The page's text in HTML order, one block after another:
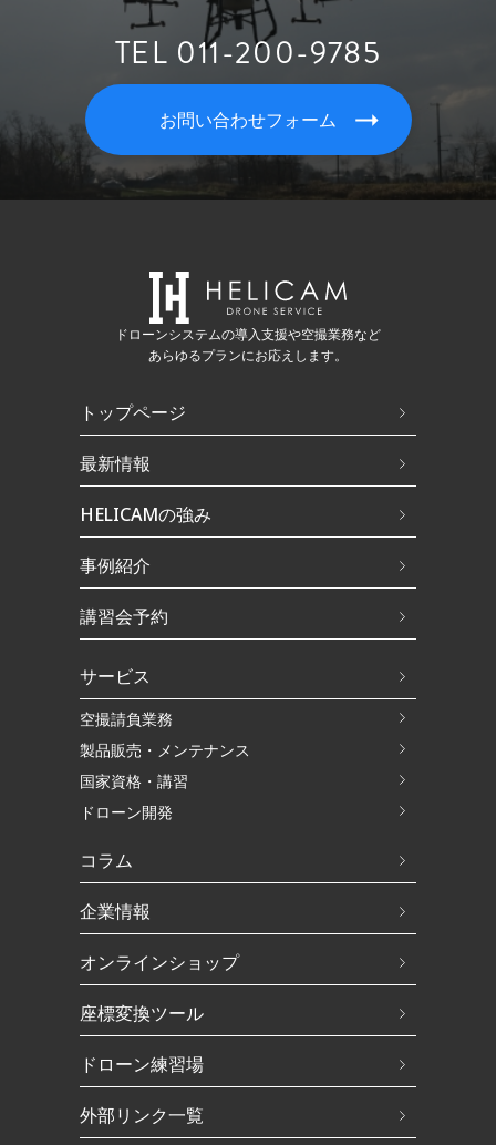
TEL 011-200-9785
お問い合わせフォーム
ドローンシステムの導入支援や空撮業務など
あらゆるプランにお応えします。
トップページ
最新情報
HELICAMの強み
事例紹介
講習会予約
サービス
空撮請負業務
製品販売・メンテナンス
国家資格・講習
ドローン開発
コラム
企業情報
オンラインショップ
座標変換ツール
ドローン練習場
外部リンク一覧